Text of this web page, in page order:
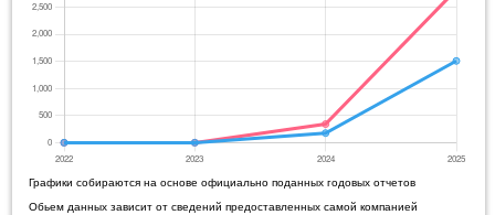
Графики собираются на основе официально поданных годовых отчетов
Обьем данных зависит от сведений предоставленных самой компанией